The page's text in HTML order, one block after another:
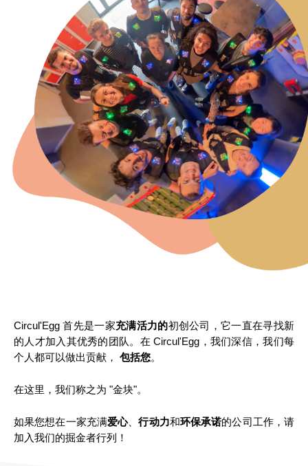
Circul'Egg 首先是一家充满活力的初创公司，它一直在寻找新
的人才加入其优秀的团队。在 Circul'Egg，我们深信，我们每
个人都可以做出贡献， 包括您。
在这里，我们称之为 "金块"。
如果您想在一家充满爱心、行动力和环保承诺的公司工作，请
加入我们的掘金者行列！